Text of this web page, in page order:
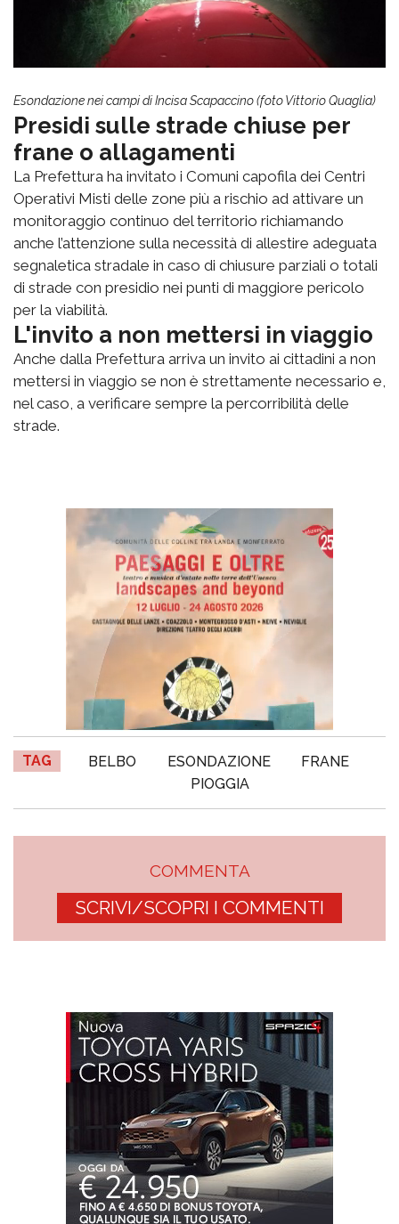
Esondazione nei campi di Incisa Scapaccino (foto Vittorio Quaglia)
Presidi sulle strade chiuse per
frane o allagamenti
La Prefettura ha invitato i Comuni capofila dei Centri
Operativi Misti delle zone più a rischio ad attivare un
monitoraggio continuo del territorio richiamando
anche l’attenzione sulla necessità di allestire adeguata
segnaletica stradale in caso di chiusure parziali o totali
di strade con presidio nei punti di maggiore pericolo
per la viabilità.
L'invito a non mettersi in viaggio
Anche dalla Prefettura arriva un invito ai cittadini a non
mettersi in viaggio se non è strettamente necessario e,
nel caso, a verificare sempre la percorribilità delle
strade.
TAG BELBO ESONDAZIONE
FRANE
PIOGGIA
COMMENTA
SCRIVI/SCOPRI I COMMENTI